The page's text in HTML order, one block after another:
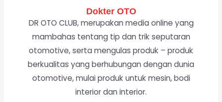
Dokter OTO
DR OTO CLUB, merupakan media online yang
mambahas tentang tip dan trik seputaran
otomotive, serta mengulas produk – produk
berkualitas yang berhubungan dengan dunia
otomotive, mulai produk untuk mesin, bodi
interior dan interior.